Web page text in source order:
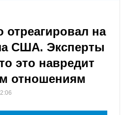
на
США. Эксперты
это навредит
отношениям